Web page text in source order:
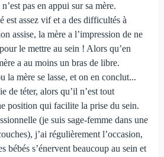
pas en appui sur sa mère.
est assez vif et a des difficultés à
assise, la mère a l’impression de ne
le mettre au sein ! Alors qu’en
a au moins un bras de libre.
la mère se lasse, et on en conclut...
de téter, alors qu’il n’est tout
position qui facilite la prise du sein.
(je suis sage-femme dans une
j’ai régulièrement l’occasion,
bébés s’énervent beaucoup au sein et